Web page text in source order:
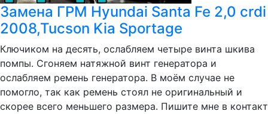
Замена ГРМ Hyundai Santa Fe 2,0 crdi
2008,Tucson Kia Sportage
Ключиком на десять, ослабляем четыре винта шкива
помпы. Сгоняем натяжной винт генератора и
ослабляем ремень генератора. В моём случае не
помогло, так как ремень стоял не оригинальный и
скорее всего меньшего размера. Пишите мне в контакт